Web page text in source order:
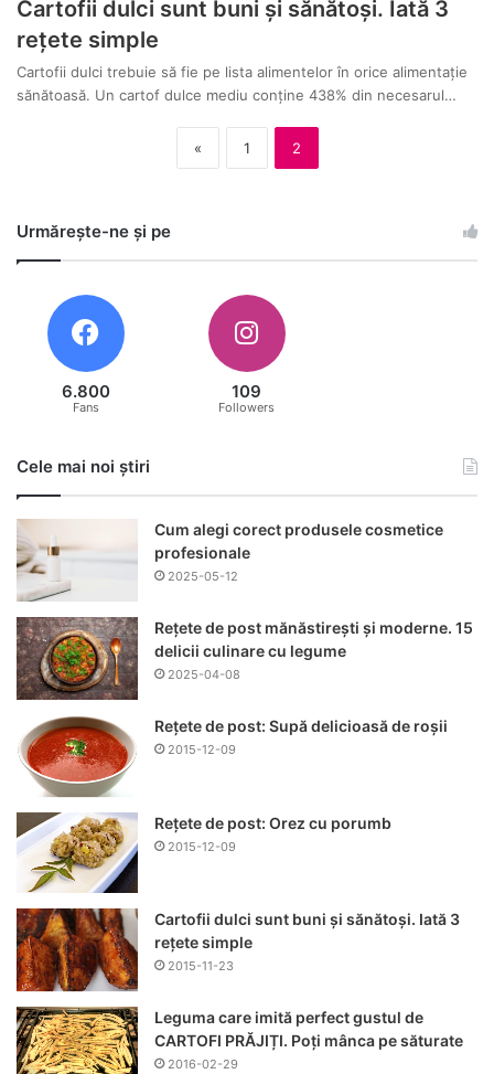
Cartofii dulci sunt buni și sănătoși. Iată 3
rețete simple
Cartofii dulci trebuie să fie pe lista alimentelor în orice alimentație
sănătoasă. Un cartof dulce mediu conține 438% din necesarul…
« 1 2
Urmărește-ne și pe
6.800
Fans
109
Followers
Cele mai noi știri
Cum alegi corect produsele cosmetice
profesionale
2025-05-12
Rețete de post mănăstirești și moderne. 15
delicii culinare cu legume
2025-04-08
Rețete de post: Supă delicioasă de roșii
2015-12-09
Rețete de post: Orez cu porumb
2015-12-09
Cartofii dulci sunt buni și sănătoși. Iată 3
rețete simple
2015-11-23
Leguma care imită perfect gustul de
CARTOFI PRĂJIȚI. Poți mânca pe săturate
2016-02-29